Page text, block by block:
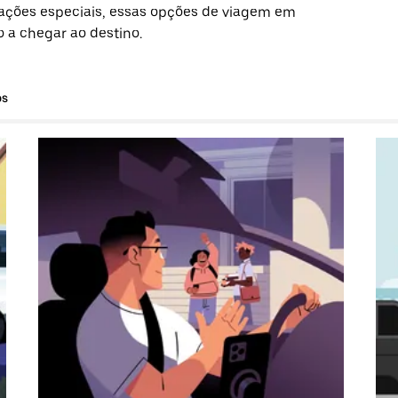
especiais, essas opções de viagem em
a chegar ao destino.